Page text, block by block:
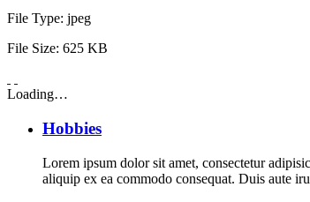
File Type: jpeg
File Size: 625 KB
Loading…
Hobbies
Lorem ipsum dolor sit amet, consectetur
aliquip ex ea commodo consequat. Duis aute